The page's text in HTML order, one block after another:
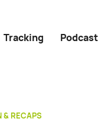
Tracking Podcast
& RECAPS